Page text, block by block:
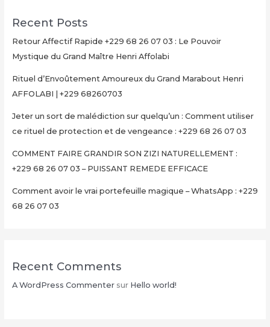
et
Ultra-
Rapide
Multiplier
Votre
Minutes
+229
26
07
Recent Posts
Retour Affectif Rapide +229 68 26 07 03 : Le Pouvoir
Mystique du Grand Maître Henri Affolabi
Rituel d’Envoûtement Amoureux du Grand Marabout Henri
AFFOLABI | +229 68260703
Jeter un sort de malédiction sur quelqu’un : Comment utiliser
ce rituel de protection et de vengeance : +229 68 26 07 03
COMMENT FAIRE GRANDIR SON ZIZI NATURELLEMENT :
+229 68 26 07 03 – PUISSANT REMEDE EFFICACE
Comment avoir le vrai portefeuille magique – WhatsApp : +229
68 26 07 03
Recent Comments
A WordPress Commentersur Hello world!